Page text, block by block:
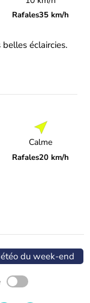
Rafales35 km/h
éclaircies.
Calme
Rafales20 km/h
du week-end